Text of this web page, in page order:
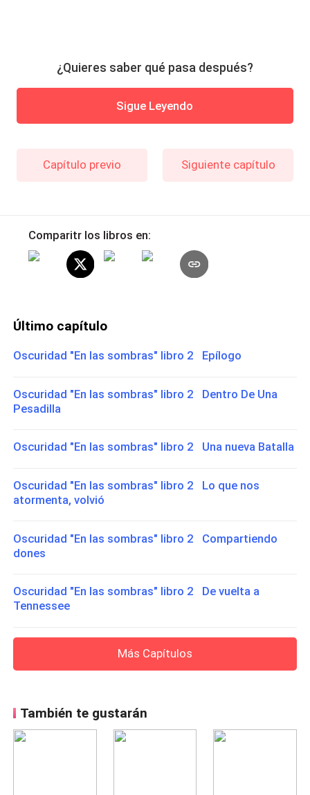
¿Quieres saber qué pasa después?
Sigue Leyendo
Capítulo previo Siguiente capítulo
Comparitr los libros en:
Último capítulo
Oscuridad "En las sombras" libro 2 Epílogo
Oscuridad "En las sombras" libro 2 Dentro De Una
Pesadilla
Oscuridad "En las sombras" libro 2 Una nueva Batalla
Oscuridad "En las sombras" libro 2 Lo que nos
atormenta, volvió
Oscuridad "En las sombras" libro 2 Compartiendo
dones
Oscuridad "En las sombras" libro 2 De vuelta a
Tennessee
Más Capítulos
También te gustarán